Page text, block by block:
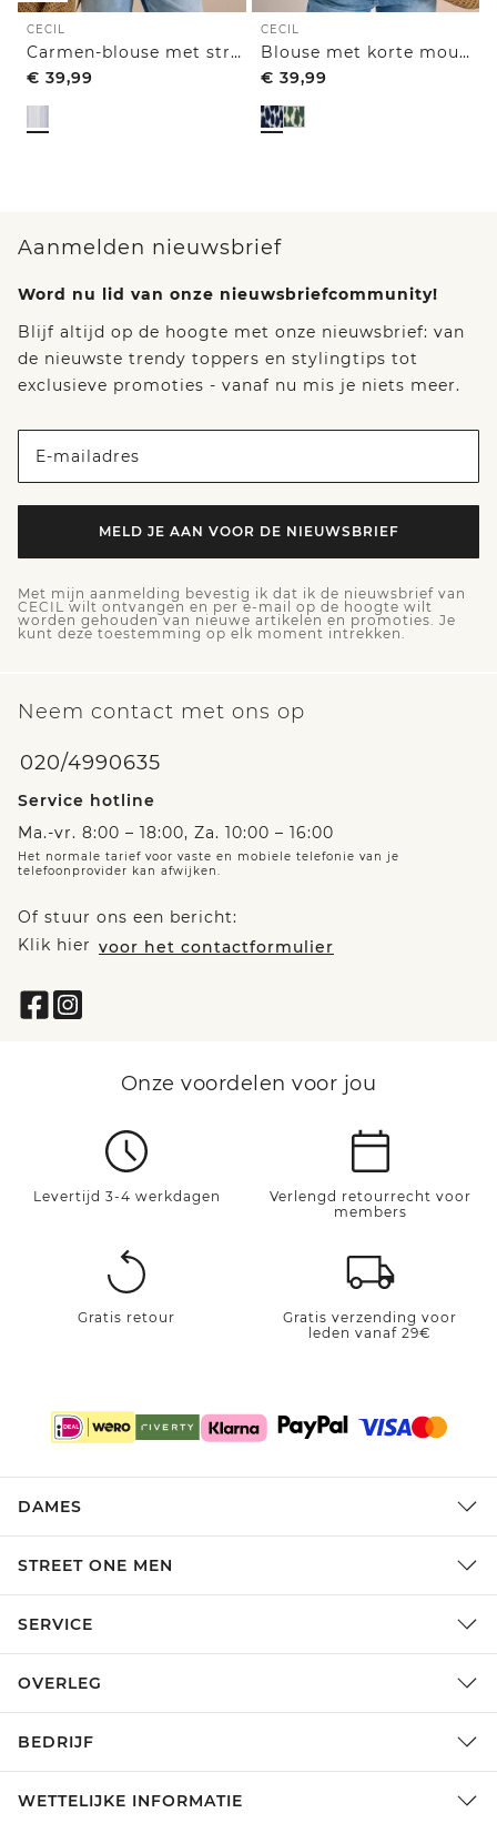
CECIL
Carmen-blouse met streepjespatroon
€ 39,99
CECIL
Blouse met korte mouwen, ronde hals en print
€ 39,99
Aanmelden nieuwsbrief
Word nu lid van onze nieuwsbriefcommunity!
Blijf altijd op de hoogte met onze nieuwsbrief: van
de nieuwste trendy toppers en stylingtips tot
exclusieve promoties - vanaf nu mis je niets meer.
E-mailadres
MELD JE AAN VOOR DE NIEUWSBRIEF
Met mijn aanmelding bevestig ik dat ik de nieuwsbrief van
CECIL wilt ontvangen en per e-mail op de hoogte wilt
worden gehouden van nieuwe artikelen en promoties. Je
kunt deze toestemming op elk moment intrekken.
Neem contact met ons op
020/4990635
Service hotline
Ma.-vr. 8:00 – 18:00, Za. 10:00 – 16:00
Het normale tarief voor vaste en mobiele telefonie van je
telefoonprovider kan afwijken.
Of stuur ons een bericht:
Klik hier voor het contactformulier
Onze voordelen voor jou
Levertijd 3-4 werkdagen
Verlengd retourrecht voor
members
Gratis retour
Gratis verzending voor
leden vanaf 29€
DAMES
STREET ONE MEN
SERVICE
OVERLEG
BEDRIJF
WETTELIJKE INFORMATIE